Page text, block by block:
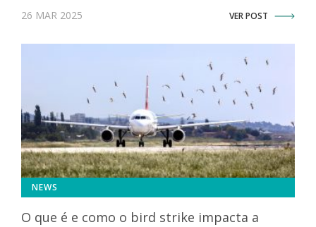
26 MAR 2025 VER POST
NEWS
O que é e como o bird strike impacta a